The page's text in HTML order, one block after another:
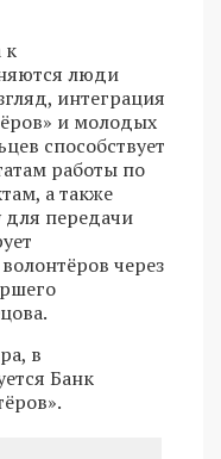
к
люди
интеграция
и молодых
способствует
работы по
а также
для передачи
через
в
Банк